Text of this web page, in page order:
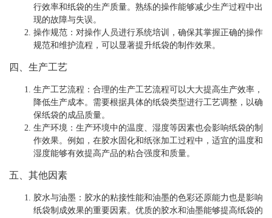
行效率和纸袋的生产质量。熟练的操作能够减少生产过程中出
现的故障与失误。
操作规范 ：对操作人员进行系统培训，确保其掌握正确的操作
规范和维护流程，可以显著提升纸袋的制作效果。
四、生产工艺
生产工艺流程 ：合理的生产工艺流程可以大大提高生产效率，
降低生产成本。需要根据具体的纸袋类型进行工艺调整，以确
保纸袋的成品质量。
生产环境 ：生产环境中的温度、湿度等因素也会影响纸袋的制
作效果。例如，在胶水固化和纸张加工过程中，适宜的温度和
湿度能够有效提高产品的粘合强度和质量。
五、其他因素
胶水与油墨 ：胶水的粘接性能和油墨的色彩还原能力也是影响
纸袋制成效果的重要因素。优质的胶水和油墨能够提高纸袋的